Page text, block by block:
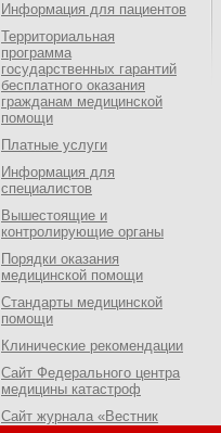
Информация для пациентов
Территориальная
программа
государственных гарантий
бесплатного оказания
гражданам медицинской
помощи
Платные услуги
Информация для
специалистов
Вышестоящие и
контролирующие органы
Порядки оказания
медицинской помощи
Стандарты медицинской
помощи
Клинические рекомендации
Сайт Федерального центра
медицины катастроф
Сайт журнала «Вестник